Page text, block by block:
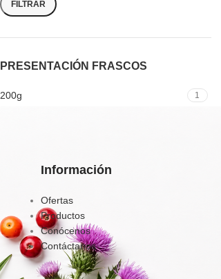
FILTRAR
PRESENTACIÓN FRASCOS
200g 1
Información
Ofertas
Productos
Conócenos
Contáctanos